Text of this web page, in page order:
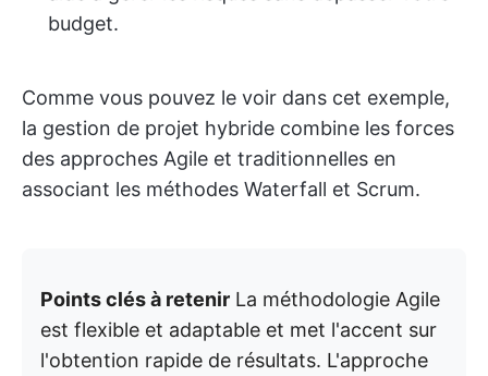
budget.
Comme vous pouvez le voir dans cet exemple,
la gestion de projet hybride combine les forces
des approches Agile et traditionnelles en
associant les méthodes Waterfall et Scrum.
Points clés à retenir La méthodologie Agile
est flexible et adaptable et met l'accent sur
l'obtention rapide de résultats. L'approche